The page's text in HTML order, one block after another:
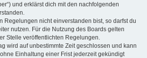
und erklärst dich mit den nachfolgenden
Regelungen nicht einverstanden bist, so darfst du
nutzen. Für die Nutzung des Boards gelten
Stelle veröffentlichten Regelungen.
wird auf unbestimmte Zeit geschlossen und kann
Einhaltung einer Frist jederzeit gekündigt